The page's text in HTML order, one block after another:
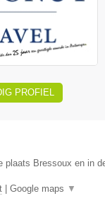
PROFIEL
plaats Bressoux en in
Google maps ▼